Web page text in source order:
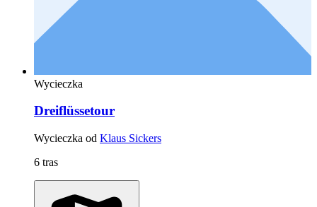
Wycieczka
Dreiflüssetour
Wycieczka od Klaus Sickers
6 tras